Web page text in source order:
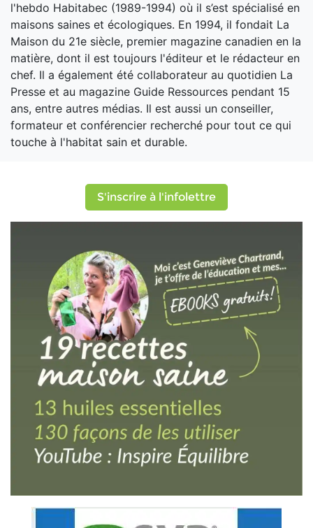
l'hebdo Habitabec (1989-1994) où il s’est spécialisé en
maisons saines et écologiques. En 1994, il fondait La
Maison du 21e siècle, premier magazine canadien en la
matière, dont il est toujours l'éditeur et le rédacteur en
chef. Il a également été collaborateur au quotidien La
Presse et au magazine Guide Ressources pendant 15
ans, entre autres médias. Il est aussi un conseiller,
formateur et conférencier recherché pour tout ce qui
touche à l'habitat sain et durable.
S'inscrire à l'infolettre